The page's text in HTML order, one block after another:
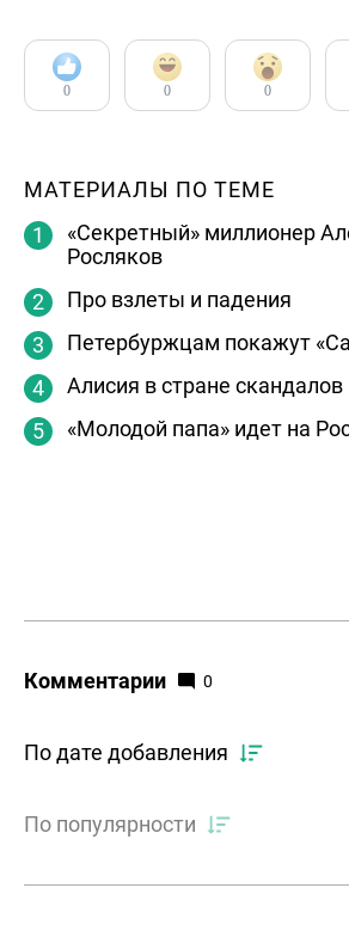
0 0 0
МАТЕРИАЛЫ ПО ТЕМЕ
«Секретный» миллионер
Росляков
Про взлеты и падения
Петербуржцам покажут
Алисия в стране скандалов
«Молодой папа» идет на
Комментарии 0
По дате добавления
По популярности